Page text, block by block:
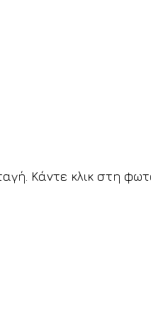
Κάντε κλικ στη